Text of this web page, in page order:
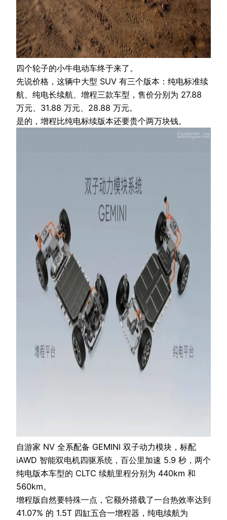
四个轮子的小牛电动车终于来了。
先说价格，这辆中大型 SUV 有三个版本：纯电标准续
航、纯电长续航、增程三款车型，售价分别为 27.88
万元、31.88 万元、28.88 万元。
是的，增程比纯电标续版本还要贵个两万块钱。
自游家 NV 全系配备 GEMINI 双子动力模块，标配
iAWD 智能双电机四驱系统，百公里加速 5.9 秒，两个
纯电版本车型的 CLTC 续航里程分别为 440km 和
560km。
增程版自然要特殊一点，它额外搭载了一台热效率达到
41.07% 的 1.5T 四缸五合一增程器，纯电续航为